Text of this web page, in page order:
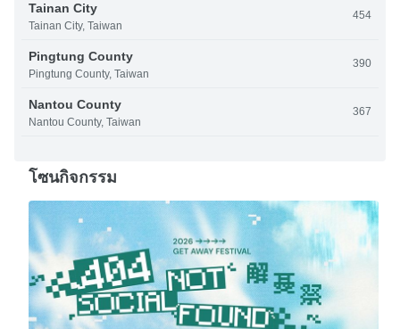
Tainan City
Tainan City, Taiwan
454
Pingtung County
Pingtung County, Taiwan
390
Nantou County
Nantou County, Taiwan
367
โซนกิจกรรม